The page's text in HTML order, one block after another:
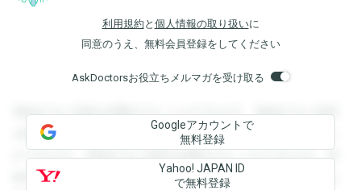
利用規約 と 個人情報の取り扱いに
同意のうえ、無料会員登録をしてください
AskDoctorsお役立ちメルマガを受け取る
登録すると回答を閲覧することができます。登録すると回答
を閲覧することができます。登録すると回答を閲覧すること
ができます。登録すると回答を閲覧することができます。登
録すると回答を閲覧することができます。登録すると回答を
Googleアカウントで
無料登録
Yahoo! JAPAN ID
で無料登録